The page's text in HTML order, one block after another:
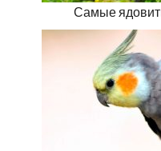
Самые